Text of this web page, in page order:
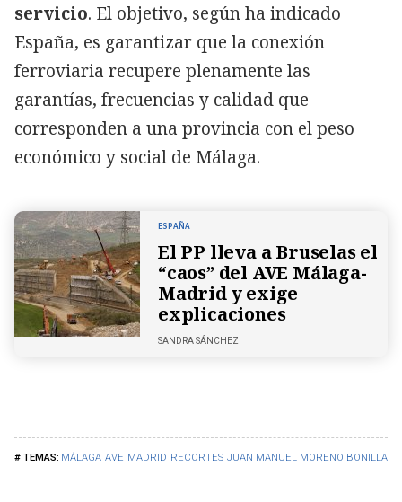
MÁLAGA AVE MADRID RECORTES JUAN MANUEL MORENO BONILLA
servicio. El objetivo, según ha indicado
España, es garantizar que la conexión
ferroviaria recupere plenamente las
garantías, frecuencias y calidad que
corresponden a una provincia con el peso
económico y social de Málaga.
ESPAÑA
El PP lleva a Bruselas el
“caos” del AVE Málaga-
Madrid y exige
explicaciones
SANDRA SÁNCHEZ